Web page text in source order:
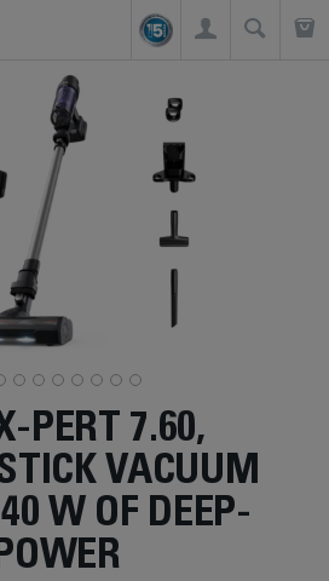
PERT 7.60,
VACUUM
W OF DEEP-